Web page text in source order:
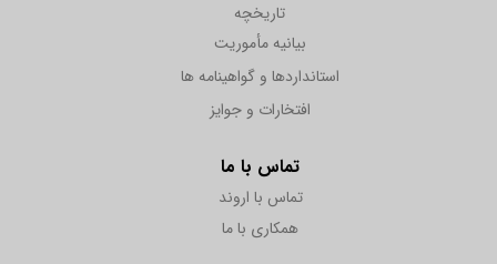
تاریخچه
بیانیه مأموریت
استانداردها و گواهینامه ها
افتخارات و جوایز
تماس با ما
تماس با اروند
همکاری با ما